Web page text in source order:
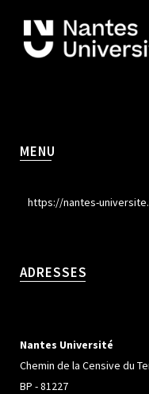
MENU
https://nantes-
ADRESSES
Nantes Université
Chemin de la Censive du
BP - 81227